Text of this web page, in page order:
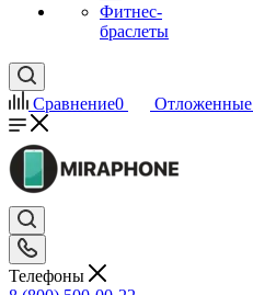
Фитнес-
браслеты
Сравнение0 Отложенные
Телефоны